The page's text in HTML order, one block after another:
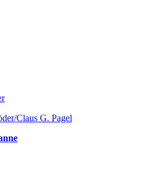
Claus G. Pagel